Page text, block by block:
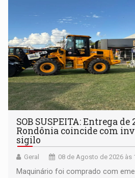
SOB SUSPEITA: Entrega
Rondônia coincide com
sigilo
Geral 08 de Agosto de 2026 às
Maquinário foi comprado com